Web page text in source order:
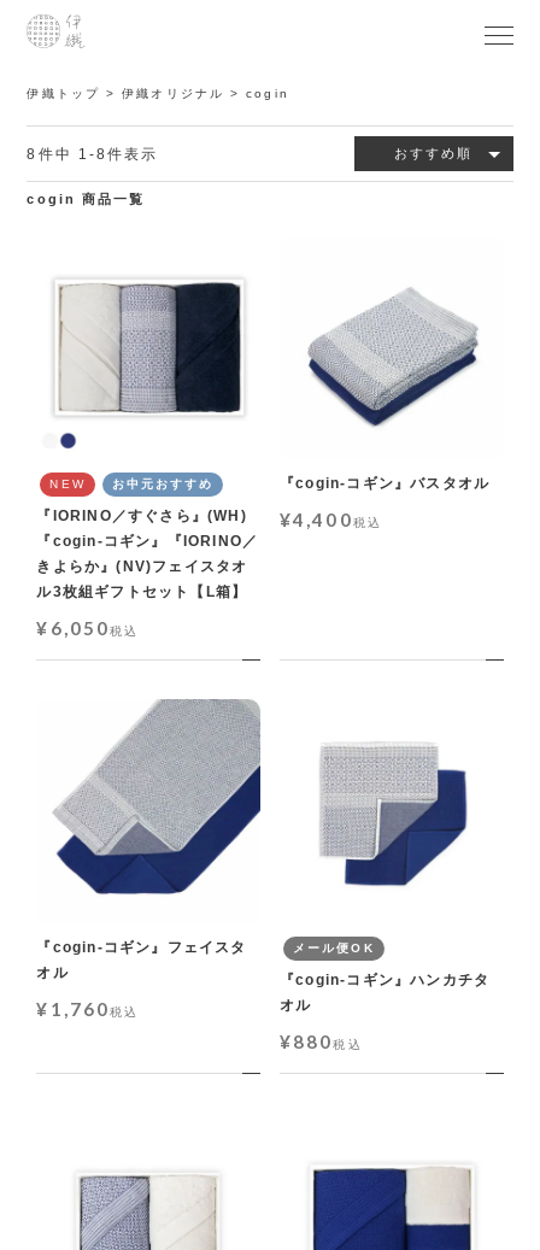
伊織トップ 伊織オリジナル cogin
おすすめ順
8 件中 1 -8件表示
cogin 商品一覧
NEW お中元おすすめ
『IORINO／すぐさら』(WH)
『cogin-コギン』『IORINO／
きよらか』(NV)フェイスタオ
ル3枚組ギフトセット【L箱】
¥ 6,050税込
『cogin-コギン』バスタオル
¥4,400税込
『cogin-コギン』フェイスタ
オル
¥ 1,760税込
メール便OK
『cogin-コギン』ハンカチタ
オル
¥880税込